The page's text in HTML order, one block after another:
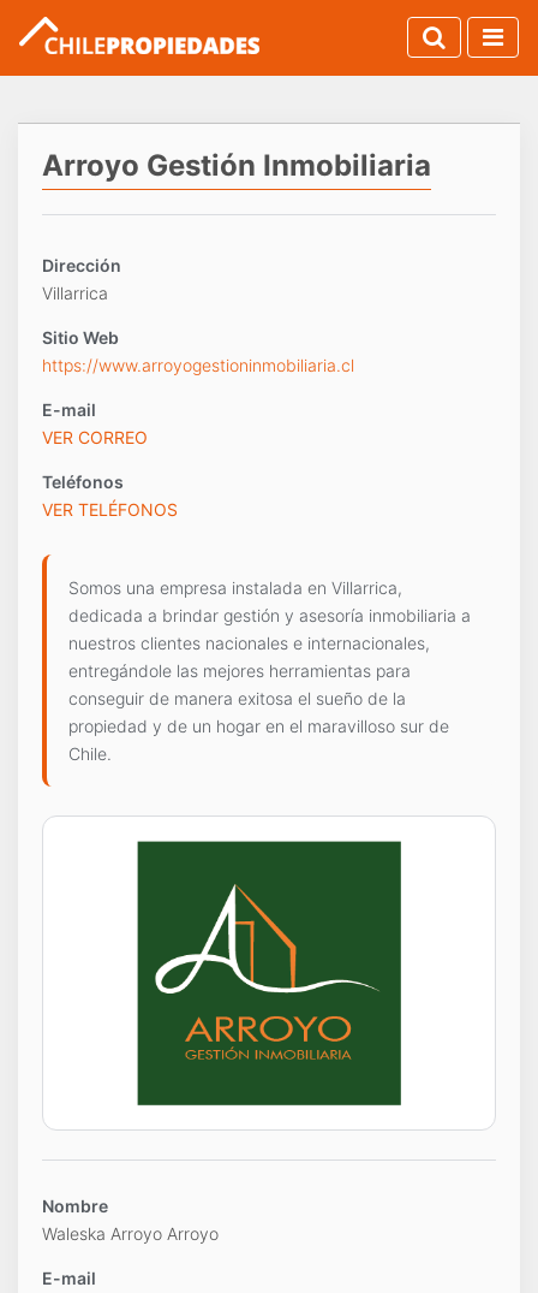
Arroyo Gestión Inmobiliaria
Dirección
Villarrica
Sitio Web
https://www.arroyogestioninmobiliaria.cl
E-mail
VER CORREO
Teléfonos
VER TELÉFONOS
Somos una empresa instalada en Villarrica,
dedicada a brindar gestión y asesoría inmobiliaria a
nuestros clientes nacionales e internacionales,
entregándole las mejores herramientas para
conseguir de manera exitosa el sueño de la
propiedad y de un hogar en el maravilloso sur de
Chile.
Nombre
Waleska Arroyo Arroyo
E-mail